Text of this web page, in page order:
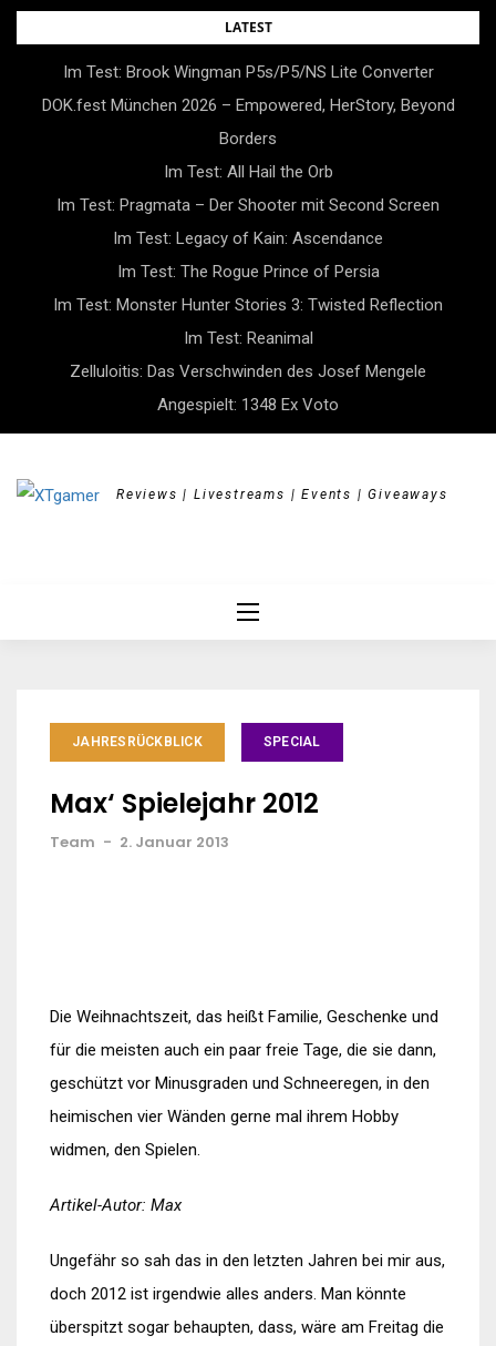
Skip
LATEST
Im Test: Brook Wingman P5s/P5/NS Lite Converter
DOK.fest München 2026 – Empowered, HerStory, Beyond
Borders
Im Test: All Hail the Orb
Im Test: Pragmata – Der Shooter mit Second Screen
Im Test: Legacy of Kain: Ascendance
Im Test: The Rogue Prince of Persia
Im Test: Monster Hunter Stories 3: Twisted Reflection
Im Test: Reanimal
Zelluloitis: Das Verschwinden des Josef Mengele
Angespielt: 1348 Ex Voto
Reviews | Livestreams | Events | Giveaways
JAHRESRÜCKBLICK SPECIAL
Max‘ Spielejahr 2012
Team - 2. Januar 2013
Die Weihnachtszeit, das heißt Familie, Geschenke und
für die meisten auch ein paar freie Tage, die sie dann,
geschützt vor Minusgraden und Schneeregen, in den
heimischen vier Wänden gerne mal ihrem Hobby
widmen, den Spielen.
Artikel-Autor: Max
Ungefähr so sah das in den letzten Jahren bei mir aus,
doch 2012 ist irgendwie alles anders. Man könnte
überspitzt sogar behaupten, dass, wäre am Freitag die